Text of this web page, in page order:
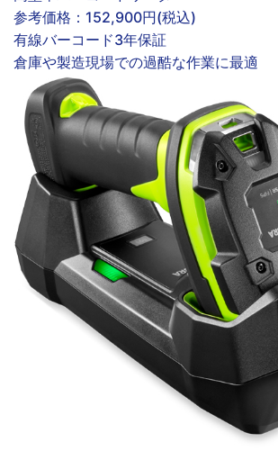
参考価格： 152,900円(税込)
有線バーコード3年保証
倉庫や製造現場での過酷な作業に最適